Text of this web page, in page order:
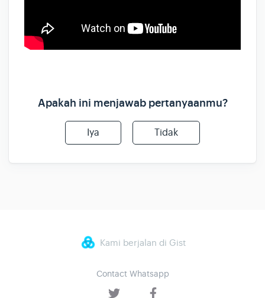
Apakah ini menjawab pertanyaanmu?
Iya Tidak
Kami berjalan di Gist
Contact Whatsapp